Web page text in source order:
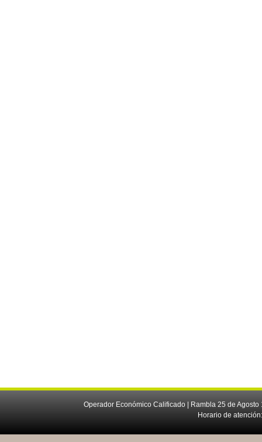
Operador Económico Calificado | Rambla 25 de
Horario de